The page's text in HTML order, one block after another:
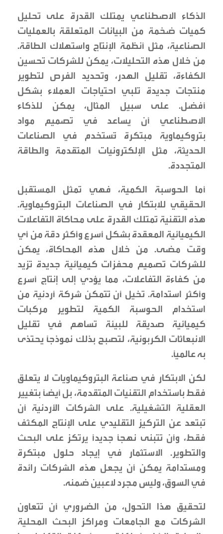
الذكاء الاصطناعي يمتلك القدرة على تحليل
كميات ضخمة من البيانات المتعلقة بالعمليات
الصناعية، مثل أنظمة الإنتاج واستهلاك الطاقة.
من خلال هذه التحليلات، يمكن للشركات تحسين
الكفاءة، تقليل الهدر، وتحديد الفرص لتطوير
منتجات جديدة تلبي احتياجات العملاء بشكل
أفضل. على سبيل المثال، يمكن للذكاء
الاصطناعي أن يساعد في تصميم مواد
بتروكيماوية مبتكرة تُستخدم في الصناعات
الحديثة، مثل الإلكترونيات المتقدمة والطاقة
المتجددة.
أما الحوسبة الكمية، فهي تمثل المستقبل
الحقيقي للابتكار في الصناعات البتروكيماوية.
هذه التقنية تمتلك القدرة على محاكاة التفاعلات
الكيميائية المعقدة بشكل أسرع وأكثر دقة من أي
وقت مضى. من خلال هذه المحاكاة، يمكن
للشركات تصميم محفزات كيميائية جديدة تزيد
من كفاءة التفاعلات، مما يؤدي إلى إنتاج أسرع
وأكثر استدامة. تخيل أن تتمكن شركة أردنية من
استخدام الحوسبة الكمية لتطوير مركبات
كيميائية صديقة للبيئة تساهم في تقليل
الانبعاثات الكربونية، لتصبح بذلك نموذجاً يحتذى
به عالمياً.
لكن الابتكار في صناعة البتروكيماويات لا يتعلق
فقط باستخدام التقنيات المتقدمة، بل أيضاً بتغيير
العقلية التشغيلية. على الشركات الأردنية أن
تبتعد عن التركيز التقليدي على الإنتاج المكثف
فقط، وأن تتبنى نهجاً جديداً يرتكز على البحث
والتطوير. الاستثمار في إيجاد حلول مبتكرة
ومستدامة يمكن أن يجعل هذه الشركات رائدة
في السوق، وليس مجرد لاعبين ضمنه.
لتحقيق هذا التحول، من الضروري أن تتعاون
الشركات مع الجامعات ومراكز البحث المحلية